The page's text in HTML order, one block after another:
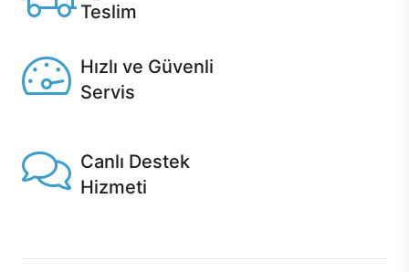
Teslim
Hızlı ve Güvenli
Servis
Canlı Destek
Hizmeti